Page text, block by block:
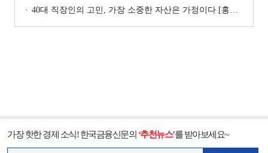
40대 직장인의 고민, 가장 소중한 자산은 가정이다 [홍석환의 커리어 멘토링]
가장 핫한 경제 소식! 한국금융신문의 ‘추천뉴스’를 받아보세요~